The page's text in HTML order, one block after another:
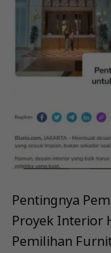
Pentingnya
Proyek Interior
Pemilihan